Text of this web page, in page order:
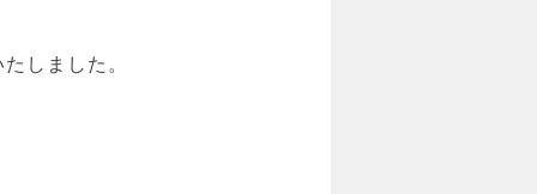
しました。